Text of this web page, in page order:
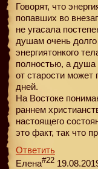
Говорят, что
попавших во
не угасала
душам очень
энергиятонкого
полностью, а душа
от старости может
дней.
На Востоке
раннем
настоящего
это факт, так что
Ответить
Елена#22